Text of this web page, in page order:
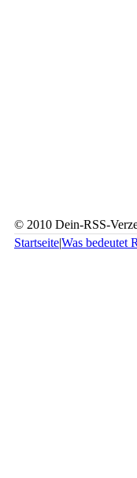
© 2010 Dein-RSS-
Startseite|Was bedeutet